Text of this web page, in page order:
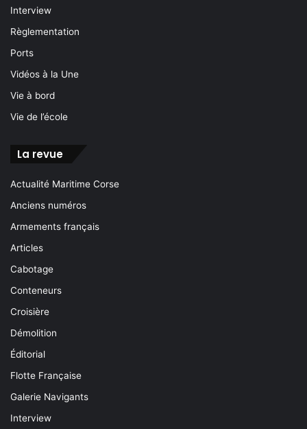
Interview
Règlementation
Ports
Vidéos à la Une
Vie à bord
Vie de l’école
La revue
Actualité Maritime Corse
Anciens numéros
Armements français
Articles
Cabotage
Conteneurs
Croisière
Démolition
Éditorial
Flotte Française
Galerie Navigants
Interview